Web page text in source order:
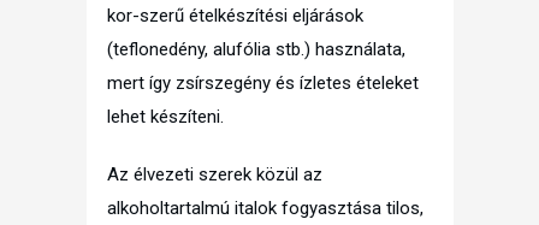
kor-szerű ételkészítési eljárások
(teflonedény, alufólia stb.) használata,
mert így zsírszegény és ízletes ételeket
lehet készíteni.
Az élvezeti szerek közül az
alkoholtartalmú italok fogyasztása tilos,